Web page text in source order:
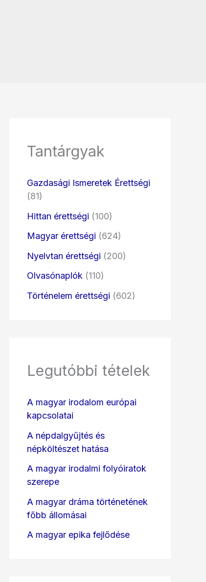
Tantárgyak
Gazdasági Ismeretek Érettségi
(81)
Hittan érettségi (100)
Magyar érettségi (624)
Nyelvtan érettségi (200)
Olvasónaplók (110)
Történelem érettségi (602)
Legutóbbi tételek
A magyar irodalom európai
kapcsolatai
A népdalgyűjtés és
népköltészet hatása
A magyar irodalmi folyóiratok
szerepe
A magyar dráma történetének
főbb állomásai
A magyar epika fejlődése